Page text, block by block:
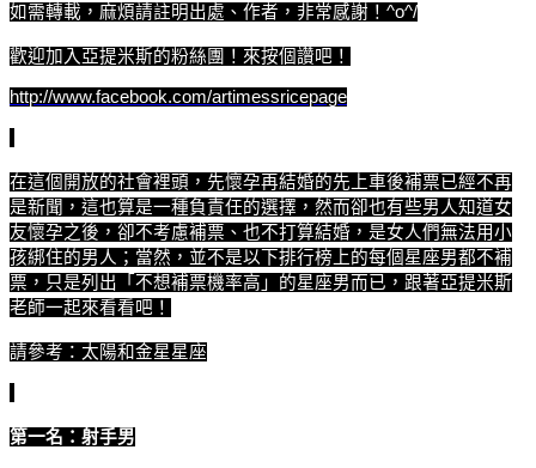
如需轉載，麻煩請註明出處、作者，非常感謝！^o^/
歡迎加入亞提米斯的粉絲團！來按個讚吧！
http://www.facebook.com/artimessricepage
在這個開放的社會裡頭，先懷孕再結婚的先上車後補票已經不再
是新聞，這也算是一種負責任的選擇，然而卻也有些男人知道女
友懷孕之後，卻不考慮補票、也不打算結婚，是女人們無法用小
孩綁住的男人；當然，並不是以下排行榜上的每個星座男都不補
票，只是列出「不想補票機率高」的星座男而已，跟著亞提米斯
老師一起來看看吧！
請參考：太陽和金星星座
第一名：射手男